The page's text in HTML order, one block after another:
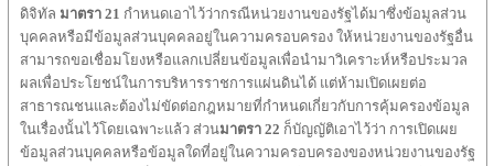
ดิจิทัล มาตรา 21 กำหนดเอาไว้ว่ากรณีหน่วยงานของรัฐได้มาซึ่งข้อมูลส่วน
บุคคลหรือมีข้อมูลส่วนบุคคลอยู่ในความครอบครอง ให้หน่วยงานของรัฐอื่น
สามารถขอเชื่อมโยงหรือแลกเปลี่ยนข้อมูลเพื่อนำมาวิเคราะห์หรือประมวล
ผลเพื่อประโยชน์ในการบริหารราชการแผ่นดินได้ แต่ห้ามเปิดเผยต่อ
สาธารณชนและต้องไม่ขัดต่อกฎหมายที่กำหนดเกี่ยวกับการคุ้มครองข้อมูล
ในเรื่องนั้นไว้โดยเฉพาะแล้ว ส่วนมาตรา 22 ก็บัญญัติเอาไว้ว่า การเปิดเผย
ข้อมูลส่วนบุคคลหรือข้อมูลใดที่อยู่ในความครอบครองของหน่วยงานของรัฐ